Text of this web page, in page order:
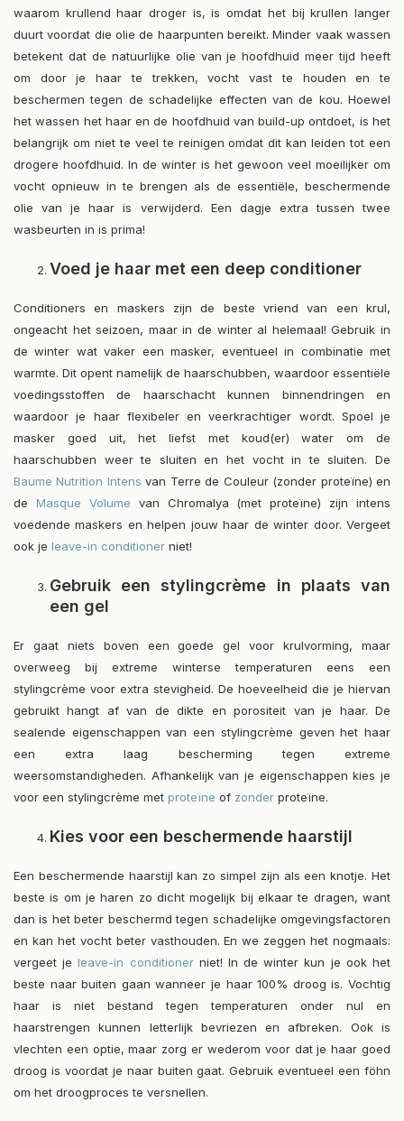
waarom krullend haar droger is, is omdat het bij krullen langer
duurt voordat die olie de haarpunten bereikt. Minder vaak wassen
betekent dat de natuurlijke olie van je hoofdhuid meer tijd heeft
om door je haar te trekken, vocht vast te houden en te
beschermen tegen de schadelijke effecten van de kou. Hoewel
het wassen het haar en de hoofdhuid van build-up ontdoet, is het
belangrijk om niet te veel te reinigen omdat dit kan leiden tot een
drogere hoofdhuid. In de winter is het gewoon veel moeilijker om
vocht opnieuw in te brengen als de essentiële, beschermende
olie van je haar is verwijderd. Een dagje extra tussen twee
wasbeurten in is prima!
Voed je haar met een deep conditioner
Conditioners en maskers zijn de beste vriend van een krul,
ongeacht het seizoen, maar in de winter al helemaal! Gebruik in
de winter wat vaker een masker, eventueel in combinatie met
warmte. Dit opent namelijk de haarschubben, waardoor essentiële
voedingsstoffen de haarschacht kunnen binnendringen en
waardoor je haar flexibeler en veerkrachtiger wordt. Spoel je
masker goed uit, het liefst met koud(er) water om de
haarschubben weer te sluiten en het vocht in te sluiten. De
Baume Nutrition Intens van Terre de Couleur (zonder proteïne) en
de Masque Volume van Chromalya (met proteïne) zijn intens
voedende maskers en helpen jouw haar de winter door. Vergeet
ook je leave-in conditioner niet!
Gebruik een stylingcrème in plaats van
een gel
Er gaat niets boven een goede gel voor krulvorming, maar
overweeg bij extreme winterse temperaturen eens een
stylingcrème voor extra stevigheid. De hoeveelheid die je hiervan
gebruikt hangt af van de dikte en porositeit van je haar. De
sealende eigenschappen van een stylingcrème geven het haar
een extra laag bescherming tegen extreme
weersomstandigheden. Afhankelijk van je eigenschappen kies je
voor een stylingcrème met proteïne of zonder proteïne.
Kies voor een beschermende haarstijl
Een beschermende haarstijl kan zo simpel zijn als een knotje. Het
beste is om je haren zo dicht mogelijk bij elkaar te dragen, want
dan is het beter beschermd tegen schadelijke omgevingsfactoren
en kan het vocht beter vasthouden. En we zeggen het nogmaals:
vergeet jeleave-in conditionerniet! In de winter kun je ook het
beste naar buiten gaan wanneer je haar 100% droog is. Vochtig
haar is niet bestand tegen temperaturen onder nul en
haarstrengen kunnen letterlijk bevriezen en afbreken. Ook is
vlechten een optie, maar zorg er wederom voor dat je haar goed
droog is voordat je naar buiten gaat. Gebruik eventueel een föhn
om het droogproces te versnellen.